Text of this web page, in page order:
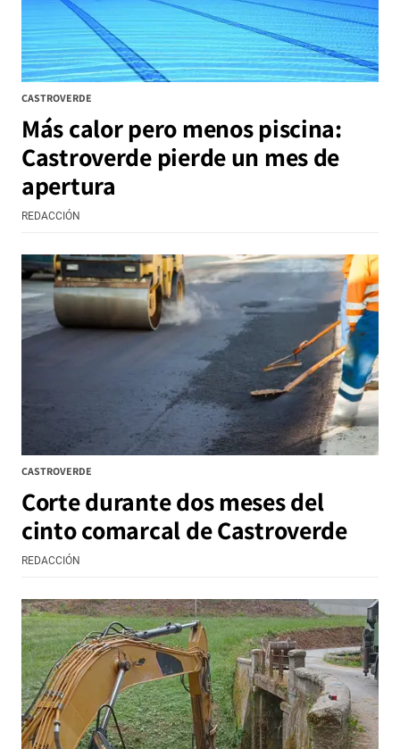
CASTROVERDE
Más calor pero menos piscina:
Castroverde pierde un mes de
apertura
REDACCIÓN
CASTROVERDE
Corte durante dos meses del
cinto comarcal de Castroverde
REDACCIÓN